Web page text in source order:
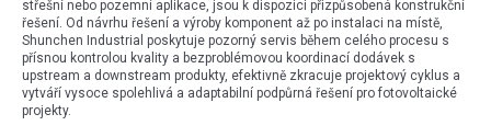
střešní nebo pozemní aplikace, jsou k dispozici přizpůsobená konstrukční
řešení. Od návrhu řešení a výroby komponent až po instalaci na místě,
Shunchen Industrial poskytuje pozorný servis během celého procesu s
přísnou kontrolou kvality a bezproblémovou koordinací dodávek s
upstream a downstream produkty, efektivně zkracuje projektový cyklus a
vytváří vysoce spolehlivá a adaptabilní podpůrná řešení pro fotovoltaické
projekty.